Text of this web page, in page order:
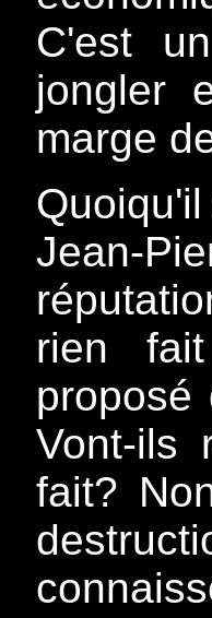
C'est
jongler
marge
Jean-
rien
proposé
Vont-ils
fait?